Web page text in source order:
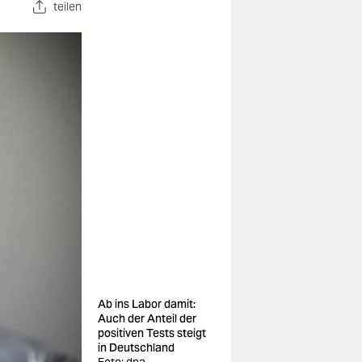
teilen
Ab ins Labor damit:
Auch der Anteil der
positiven Tests steigt
in Deutschland